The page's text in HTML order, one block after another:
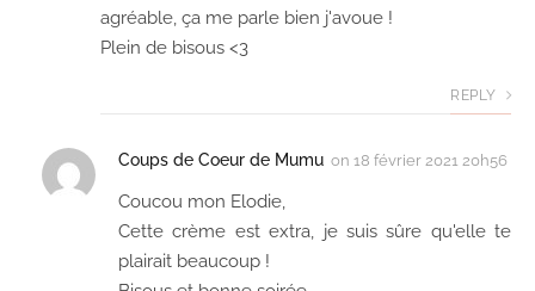
agréable, ça me parle bien j'avoue !
Plein de bisous <3
REPLY
Coups de Coeur de Mumu on 18 février 2021 20h56
Coucou mon Elodie,
Cette crème est extra, je suis sûre qu'elle te
plairait beaucoup !